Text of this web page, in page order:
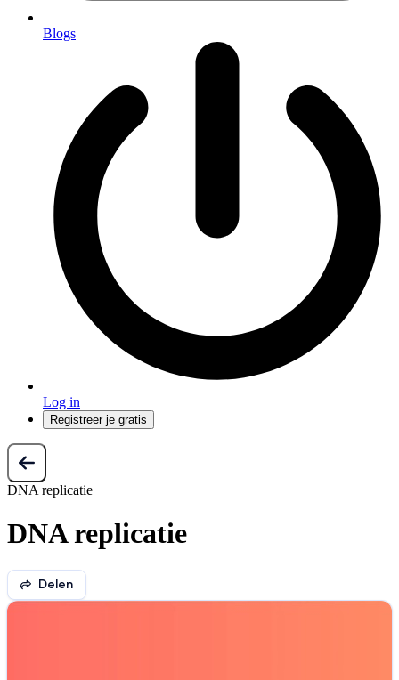
Blogs
Log in
Registreer je gratis
DNA replicatie
DNA replicatie
Delen